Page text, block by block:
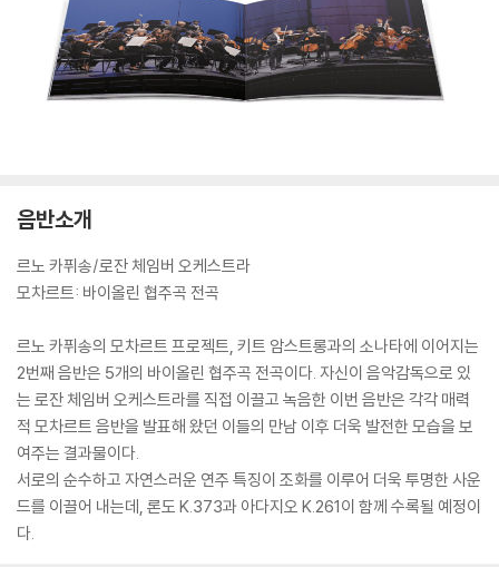
음반소개
르노 카퓌송/로잔 체임버 오케스트라
모차르트: 바이올린 협주곡 전곡
르노 카퓌송의 모차르트 프로젝트, 키트 암스트롱과의 소나타에 이어지는
2번째 음반은 5개의 바이올린 협주곡 전곡이다. 자신이 음악감독으로 있
는 로잔 체임버 오케스트라를 직접 이끌고 녹음한 이번 음반은 각각 매력
적 모차르트 음반을 발표해 왔던 이들의 만남 이후 더욱 발전한 모습을 보
여주는 결과물이다.
서로의 순수하고 자연스러운 연주 특징이 조화를 이루어 더욱 투명한 사운
드를 이끌어 내는데, 론도 K.373과 아다지오 K.261이 함께 수록될 예정이
다.